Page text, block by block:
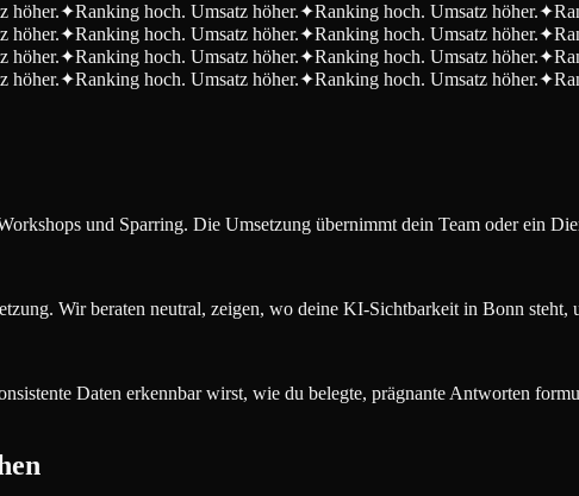
höher.✦Ranking hoch. Umsatz höher.✦Ranking hoch. Umsatz höher.✦
höher.✦Ranking hoch. Umsatz höher.✦Ranking hoch. Umsatz höher.✦
höher.✦Ranking hoch. Umsatz höher.✦Ranking hoch. Umsatz höher.✦
höher.✦Ranking hoch. Umsatz höher.✦Ranking hoch. Umsatz höher.✦
und Sparring. Die Umsetzung übernimmt dein Team oder ein
Wir beraten neutral, zeigen, wo deine KI-Sichtbarkeit in Bonn
Daten erkennbar wirst, wie du belegte, prägnante Antworten